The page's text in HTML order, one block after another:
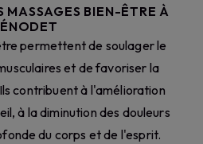
MASSAGES BIEN-ÊTRE À
permettent de soulager le
et de favoriser la
contribuent à l'amélioration
à la diminution des douleurs
du corps et de l'esprit.